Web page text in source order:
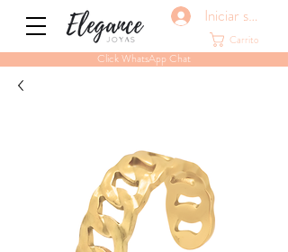
Carrito
Click WhatsApp Chat
Iniciar sesión